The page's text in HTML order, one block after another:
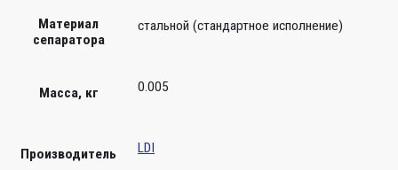
Материал
сепаратора
стальной (стандартное исполнение)
Масса, кг 0.005
Производитель LDI